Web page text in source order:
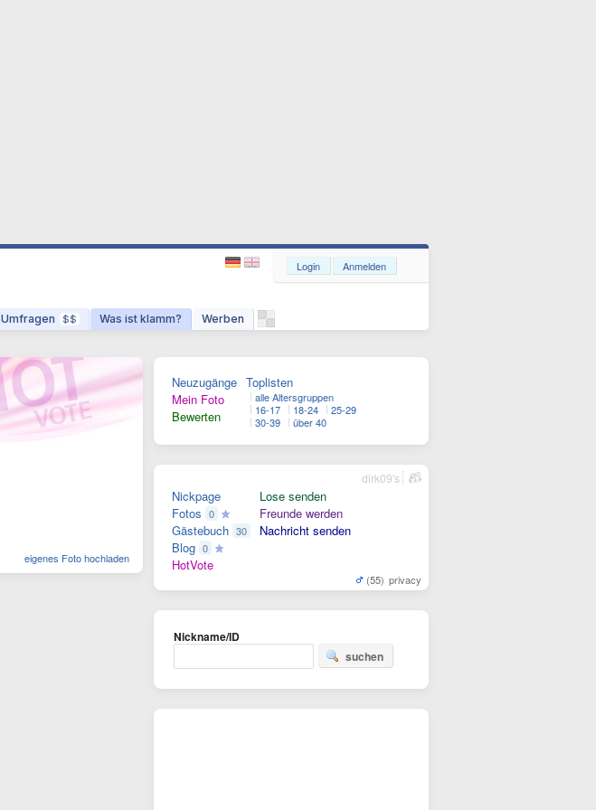
Umfragen $$ Was ist klamm? Werben
Login Anmelden
eigenes Foto hochladen
Neuzugänge
Mein Foto
Bewerten
Toplisten
alle Altersgruppen
16-17
18-24
25-29
30-39
über 40
Nickpage
Fotos 0
Gästebuch 30
Blog 0
HotVote
Lose senden
Freunde werden
Nachricht senden
(55) privacy
dirk09's
Nickname/ID
suchen